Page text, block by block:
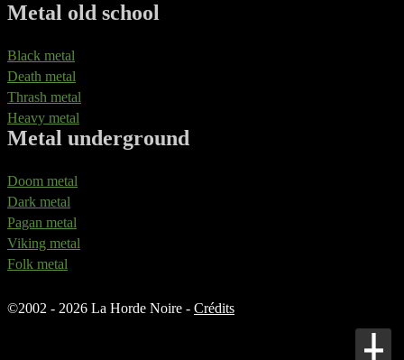
Metal old school
Black metal
Death metal
Thrash metal
Heavy metal
Metal underground
Doom metal
Dark metal
Pagan metal
Viking metal
Folk metal
©2002 - 2026 La Horde Noire - Crédits